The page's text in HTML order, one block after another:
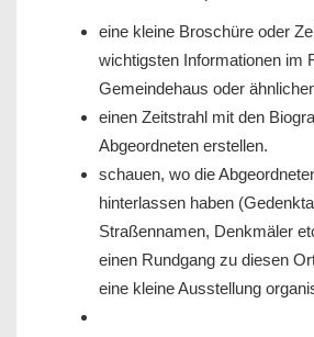
eine kleine Broschüre oder
wichtigsten Informationen im
Gemeindehaus oder
einen Zeitstrahl mit den
Abgeordneten erstellen.
schauen, wo die
hinterlassen haben
Straßennamen, Denkmäler
einen Rundgang zu diesen
eine kleine Ausstellung